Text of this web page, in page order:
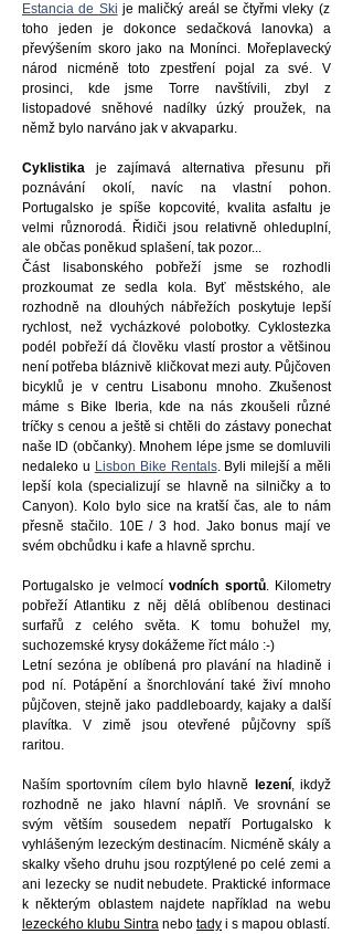
Estancia de Ski je maličký areál se čtyřmi vleky (z
toho jeden je dokonce sedačková lanovka) a
převýšením skoro jako na Monínci. Mořeplavecký
národ nicméně toto zpestření pojal za své. V
prosinci, kde jsme Torre navštívili, zbyl z
listopadové sněhové nadílky úzký proužek, na
němž bylo narváno jak v akvaparku.
Cyklistika je zajímavá alternativa přesunu při
poznávání okolí, navíc na vlastní pohon.
Portugalsko je spíše kopcovité, kvalita asfaltu je
velmi různorodá. Řidiči jsou relativně ohleduplní,
ale občas poněkud splašení, tak pozor...
Část lisabonského pobřeží jsme se rozhodli
prozkoumat ze sedla kola. Byť městského, ale
rozhodně na dlouhých nábřežích poskytuje lepší
rychlost, než vycházkové polobotky. Cyklostezka
podél pobřeží dá člověku vlastí prostor a většinou
není potřeba bláznivě kličkovat mezi auty. Půjčoven
bicyklů je v centru Lisabonu mnoho. Zkušenost
máme s Bike Iberia, kde na nás zkoušeli různé
tríčky s cenou a ještě si chtěli do zástavy ponechat
naše ID (občanky). Mnohem lépe jsme se domluvili
nedaleko u Lisbon Bike Rentals. Byli milejší a měli
lepší kola (specializují se hlavně na silničky a to
Canyon). Kolo bylo sice na kratší čas, ale to nám
přesně stačilo. 10E / 3 hod. Jako bonus mají ve
svém obchůdku i kafe a hlavně sprchu.
Portugalsko je velmocívodních sportů. Kilometry
pobřeží Atlantiku z něj dělá oblíbenou destinaci
surfařů z celého světa. K tomu bohužel my,
suchozemské krysy dokážeme říct málo :-)
Letní sezóna je oblíbená pro plavání na hladině i
pod ní. Potápění a šnorchlování také živí mnoho
půjčoven, stejně jako paddleboardy, kajaky a další
plavítka. V zimě jsou otevřené půjčovny spíš
raritou.
Naším sportovním cílem bylo hlavně lezení, ikdyž
rozhodně ne jako hlavní náplň. Ve srovnání se
svým větším sousedem nepatří Portugalsko k
vyhlášeným lezeckým destinacím. Nicméně skály a
skalky všeho druhu jsou rozptýlené po celé zemi a
ani lezecky se nudit nebudete. Praktické informace
k některým oblastem najdete například na webu
lezeckého klubu Sintra nebo tady i s mapou oblastí.